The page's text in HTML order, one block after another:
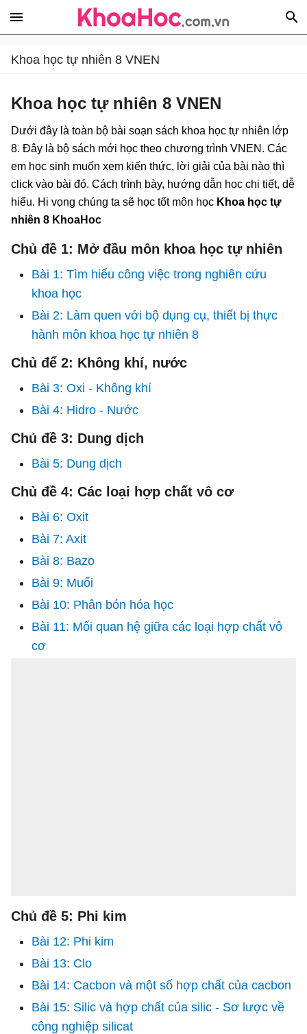
Khoa học tự nhiên 8 VNEN
Khoa học tự nhiên 8 VNEN
Dưới đây là toàn bộ bài soạn sách khoa học tự nhiên lớp
8. Đây là bộ sách mới học theo chương trình VNEN. Các
em học sinh muốn xem kiến thức, lời giải của bài nào thì
click vào bài đó. Cách trình bày, hướng dẫn học chi tiết, dễ
hiểu. Hi vọng chúng ta sẽ học tốt môn học Khoa học tự
nhiên 8 KhoaHoc
Chủ đề 1: Mở đầu môn khoa học tự nhiên
Bài 1: Tìm hiểu công việc trong nghiên cứu
khoa học
Bài 2: Làm quen với bộ dụng cụ, thiết bị thực
hành môn khoa học tự nhiên 8
Chủ để 2: Không khí, nước
Bài 3: Oxi - Không khí
Bài 4: Hidro - Nước
Chủ đề 3: Dung dịch
Bài 5: Dung dịch
Chủ đề 4: Các loại hợp chất vô cơ
Bài 6: Oxit
Bài 7: Axit
Bài 8: Bazo
Bài 9: Muối
Bài 10: Phân bón hóa học
Bài 11: Mối quan hệ giữa các loại hợp chất vô
cơ
Chủ đề 5: Phi kim
Bài 12: Phi kim
Bài 13: Clo
Bài 14: Cacbon và một số hợp chất của cacbon
Bài 15: Silic và hợp chất của silic - Sơ lược về
công nghiệp silicat